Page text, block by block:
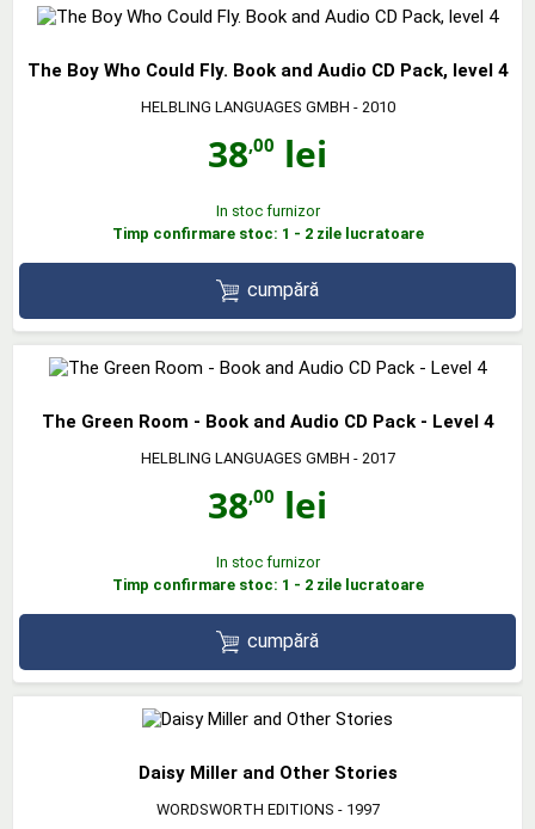
The Boy Who Could Fly. Book and Audio CD Pack, level 4
HELBLING LANGUAGES GMBH - 2010
38,00 lei
In stoc furnizor
Timp confirmare stoc: 1 - 2 zile lucratoare
cumpără
The Green Room - Book and Audio CD Pack - Level 4
HELBLING LANGUAGES GMBH - 2017
38,00 lei
In stoc furnizor
Timp confirmare stoc: 1 - 2 zile lucratoare
cumpără
Daisy Miller and Other Stories
WORDSWORTH EDITIONS - 1997